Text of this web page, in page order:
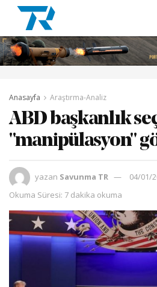
Anasayfa Araştırma-Analiz
ABD başkanlık
"manipülasyon"
yazan Savunma TR
04/01/
Okuma Süresi: 7 dakika okuma